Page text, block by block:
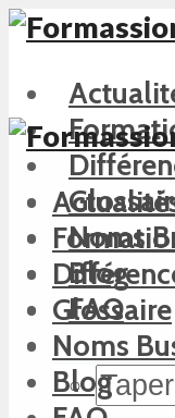
Noms
Blog
FAQ
Glossaire
Noms
Blog